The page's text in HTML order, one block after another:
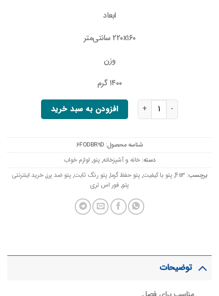
ابعاد
۲۲۰x۱۶۰ سانتی‌متر
وزن
۱۴۰۰ گرم
پتو مدل گل ابریشمی با ابعاد 220 در 160 سانتی‌متر و وزن سبک عددافزودن به سبد خرید
شناسه محصول:6FODBR9D
دسته:خانه و آشپزخانه, پتو, لوازم خواب
برچسب: 4s3
, پتو با کیفیت, پتو حفظ گرما, پتو رنگ ثابت, پتو ضد پرز,خرید اینترنتی
پتو, فور اس تری
توضیحات